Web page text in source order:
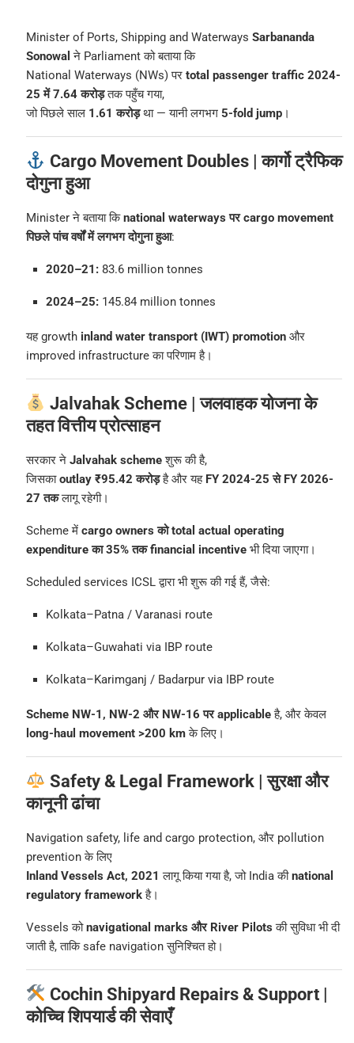
Minister of Ports, Shipping and Waterways Sarbananda
Sonowal ने Parliament को बताया कि
National Waterways (NWs) पर total passenger traffic 2024-
25 में 7.64 करोड़तक पहुँच गया,
जो पिछले साल 1.61 करोड़था — यानी लगभग 5-fold jump।
Cargo Movement Doubles | कार्गो ट्रैफिक
दोगुना हुआ
Minister ने बताया किnational waterways पर cargo movement
पिछले पांच वर्षों में लगभग दोगुना हुआ:
2020–21:83.6 million tonnes
2024–25:145.84 million tonnes
यह growth inland water transport (IWT) promotionऔर
improved infrastructure का परिणाम है।
Jalvahak Scheme | जलवाहक योजना के
तहत वित्तीय प्रोत्साहन
सरकार ने Jalvahak schemeशुरू की है,
जिसकाoutlay ₹95.42 करोड़है और यह FY 2024-25 से FY 2026-
27 तकलागू रहेगी।
Scheme में cargo owners को total actual operating
expenditure का 35% तक financial incentiveभी दिया जाएगा।
Scheduled services ICSL द्वारा भी शुरू की गई हैं, जैसे:
Kolkata–Patna / Varanasi route
Kolkata–Guwahati via IBP route
Kolkata–Karimganj / Badarpur via IBP route
Scheme NW-1, NW-2 और NW-16 पर applicableहै, और केवल
long-haul movement >200 kmके लिए।
Safety & Legal Framework | सुरक्षा और
कानूनी ढांचा
Navigation safety, life and cargo protection, और pollution
prevention के लिए
Inland Vessels Act, 2021 लागू किया गया है, जो India कीnational
regulatory frameworkहै।
Vessels कोnavigational marks और River Pilots की सुविधा भी दी
जाती है, ताकि safe navigation सुनिश्चित हो।
Cochin Shipyard Repairs & Support |
कोच्चि शिपयार्ड की सेवाएँ